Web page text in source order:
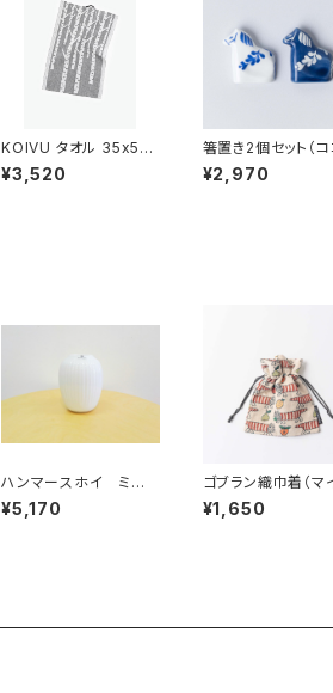
KOIVU タオル 35x50
cm ／ LAPUAN K
ANKURIT（ラプアン カ
¥3,520
箸置き2個セット（コ
シズカの午） /
arson リサ・ラーソン
¥2,970
ハンマースホイ ミニ
ベース HAMMERSH
OI / KAHLER ケー
¥5,170
ゴブラン織巾着（マ
ー・フルーツ） /
Larson リサ・ラーソ
¥1,650